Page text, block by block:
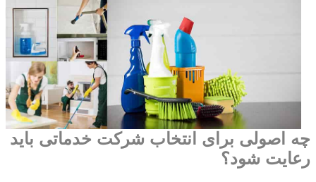
چه اصولی برای انتخاب شرکت خدماتی باید
رعایت شود؟